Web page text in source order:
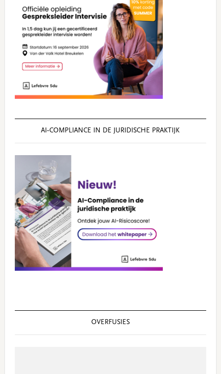
AI‑COMPLIANCE IN DE JURIDISCHE PRAKTIJK
OVERFUSIES